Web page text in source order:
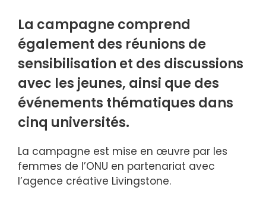
La campagne comprend
également des réunions de
sensibilisation et des discussions
avec les jeunes, ainsi que des
événements thématiques dans
cinq universités.
La campagne est mise en œuvre par les
femmes de l’ONU en partenariat avec
l’agence créative Livingstone.